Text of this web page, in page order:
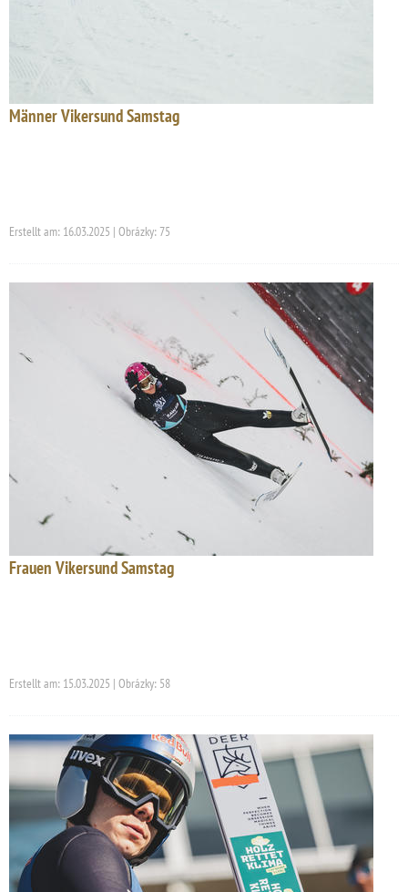
Männer Vikersund Samstag
Erstellt am: 16.03.2025 | Obrázky: 75
Frauen Vikersund Samstag
Erstellt am: 15.03.2025 | Obrázky: 58